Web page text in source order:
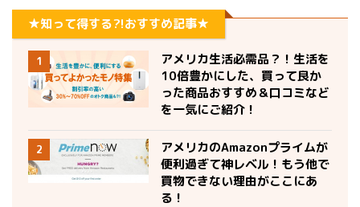
★知って得する?!おすすめ記事★
1
アメリカ生活必需品？！生活を
10倍豊かにした、買って良か
った商品おすすめ＆口コミなど
を一気にご紹介！
2
アメリカのAmazonプライムが
便利過ぎて神レベル！もう他で
買物できない理由がここにあ
る！